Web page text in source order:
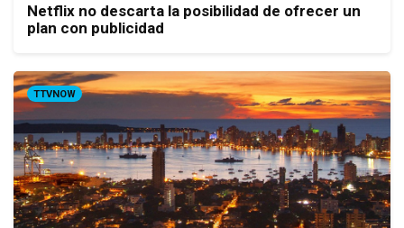
Netflix no descarta la posibilidad de ofrecer un
plan con publicidad
TTVNOW